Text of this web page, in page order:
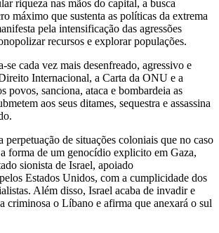
riqueza nas mãos do capital, a busca
máximo que sustenta as políticas da extrema
pela intensificação das agressões
recursos e explorar populações.
cada vez mais desenfreado, agressivo e
Internacional, a Carta da ONU e a
povos, sanciona, ataca e bombardeia as
aos seus ditames, sequestra e assassina
perpetuação de situações coloniais que no caso
a forma de um genocídio explicito em Gaza,
sionista de Israel, apoiado
Estados Unidos, com a cumplicidade dos
Além disso, Israel acaba de invadir e
criminosa o Líbano e afirma que anexará o sul